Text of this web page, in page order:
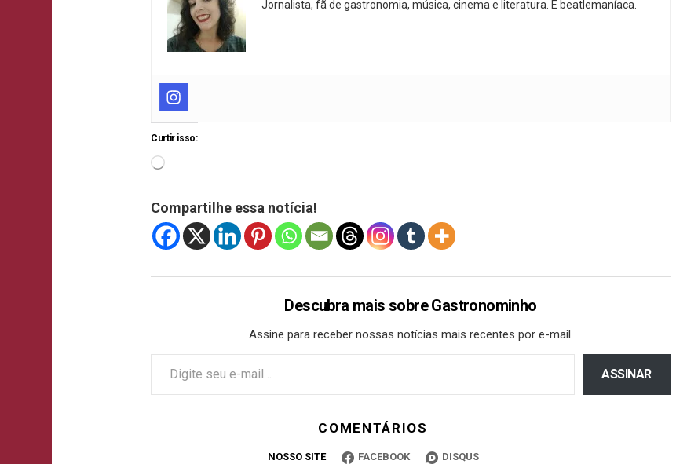
Jornalista, fã de gastronomia, música, cinema e literatura. E beatlemaníaca.
Curtir isso:
Compartilhe essa notícia!
Descubra mais sobre Gastronominho
Assine para receber nossas notícias mais recentes por e-mail.
ASSINAR
COMENTÁRIOS
NOSSO SITE FACEBOOK DISQUS